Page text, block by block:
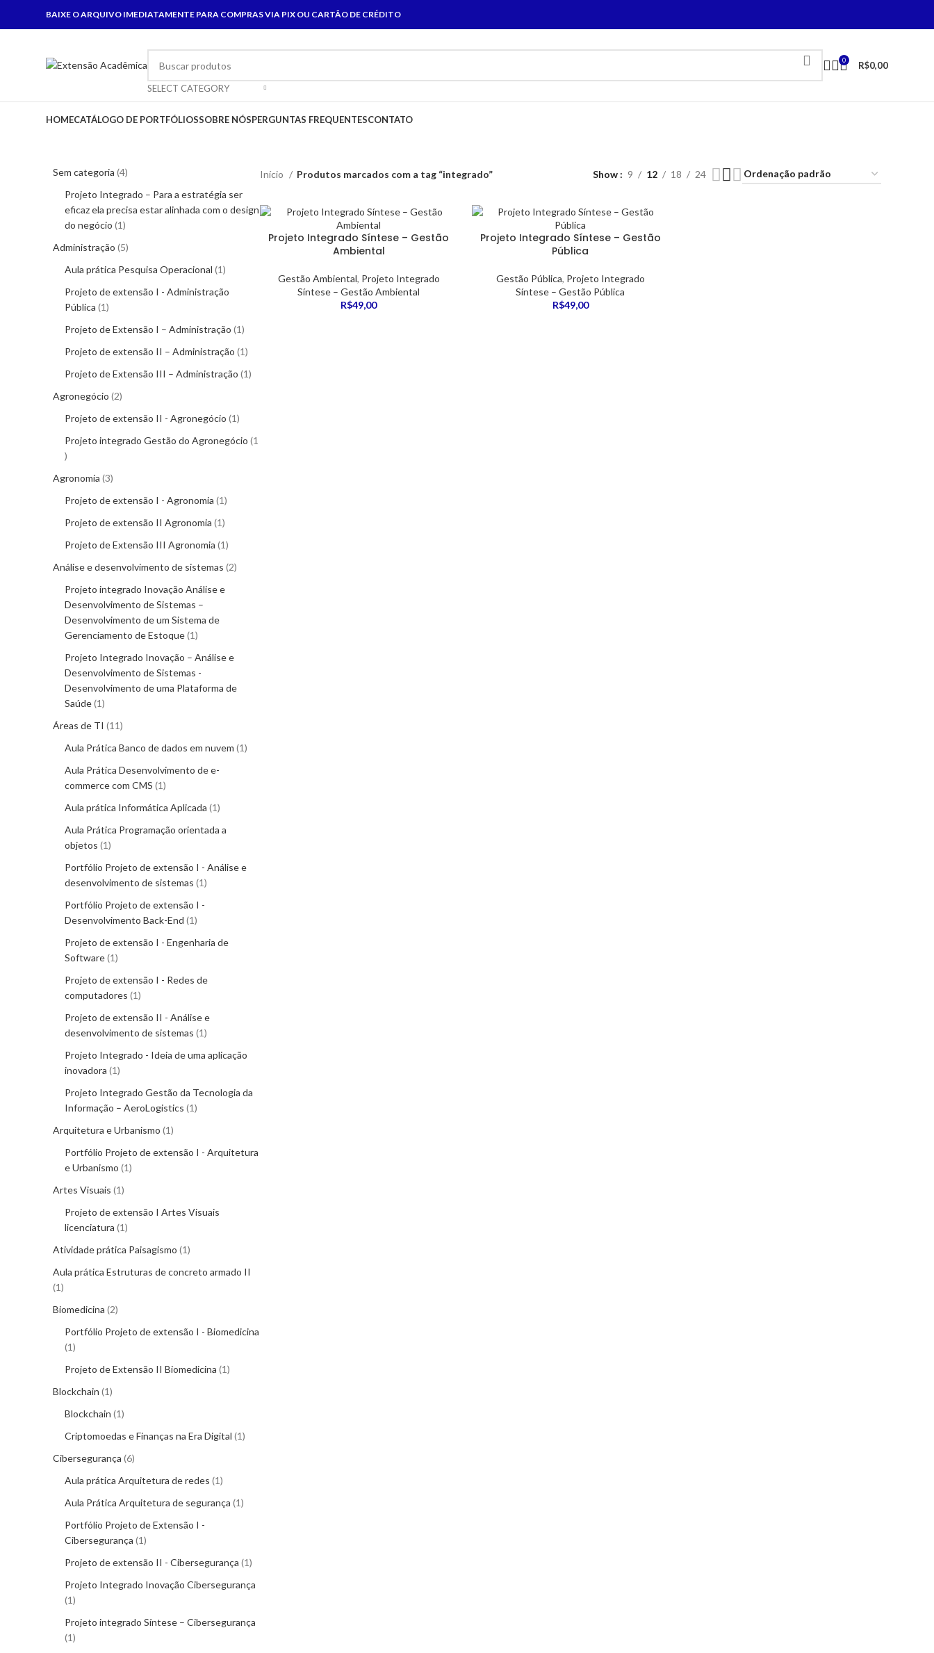
BAIXE O ARQUIVO IMEDIATAMENTE PARA COMPRAS VIA PIX OU CARTÃO DE CRÉDITO
SELECT CATEGORY
0 R$0,00
HOMECATÁLOGO DE PORTFÓLIOSSOBRE NÓSPERGUNTAS FREQUENTESCONTATO
Sem categoria 4
Projeto Integrado – Para a estratégia ser
eficaz ela precisa estar alinhada com o design
do negócio 1
Administração 5
Aula prática Pesquisa Operacional 1
Projeto de extensão I - Administração
Pública 1
Projeto de Extensão I – Administração 1
Projeto de extensão II – Administração 1
Projeto de Extensão III – Administração 1
Agronegócio 2
Projeto de extensão II - Agronegócio 1
Projeto integrado Gestão do Agronegócio 1
Agronomia 3
Projeto de extensão I - Agronomia 1
Projeto de extensão II Agronomia 1
Projeto de Extensão III Agronomia 1
Análise e desenvolvimento de sistemas 2
Projeto integrado Inovação Análise e
Desenvolvimento de Sistemas –
Desenvolvimento de um Sistema de
Gerenciamento de Estoque 1
Projeto Integrado Inovação – Análise e
Desenvolvimento de Sistemas -
Desenvolvimento de uma Plataforma de
Saúde 1
Áreas de TI 11
Aula Prática Banco de dados em nuvem 1
Aula Prática Desenvolvimento de e-
commerce com CMS 1
Aula prática Informática Aplicada 1
Aula Prática Programação orientada a
objetos 1
Portfólio Projeto de extensão I - Análise e
desenvolvimento de sistemas 1
Portfólio Projeto de extensão I -
Desenvolvimento Back-End 1
Projeto de extensão I - Engenharia de
Software 1
Projeto de extensão I - Redes de
computadores 1
Projeto de extensão II - Análise e
desenvolvimento de sistemas 1
Projeto Integrado - Ideia de uma aplicação
inovadora 1
Projeto Integrado Gestão da Tecnologia da
Informação – AeroLogistics 1
Arquitetura e Urbanismo 1
Portfólio Projeto de extensão I - Arquitetura
e Urbanismo 1
Artes Visuais 1
Projeto de extensão I Artes Visuais
licenciatura 1
Atividade prática Paisagismo 1
Aula prática Estruturas de concreto armado II
1
Biomedicina 2
Portfólio Projeto de extensão I - Biomedicina
1
Projeto de Extensão II Biomedicina 1
Blockchain 1
Blockchain 1
Criptomoedas e Finanças na Era Digital 1
Cibersegurança 6
Aula prática Arquitetura de redes 1
Aula Prática Arquitetura de segurança 1
Portfólio Projeto de Extensão I -
Cibersegurança 1
Projeto de extensão II - Cibersegurança 1
Projeto Integrado Inovação Cibersegurança
1
Projeto integrado Síntese – Cibersegurança
1
Início Produtos marcados com a tag “integrado” Show 9 12 18 24
Projeto Integrado Síntese – Gestão
Ambiental
Gestão Ambiental, Projeto Integrado
Síntese – Gestão Ambiental
R$49,00
Projeto Integrado Síntese – Gestão
Pública
Gestão Pública, Projeto Integrado
Síntese – Gestão Pública
R$49,00